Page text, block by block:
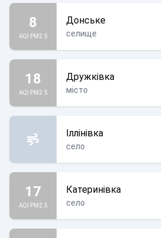
8
AQI PM2.5
Донське
селище
18
AQI PM2.5
Дружківка
місто
Іллінівка
село
17
AQI PM2.5
Катеринівка
село